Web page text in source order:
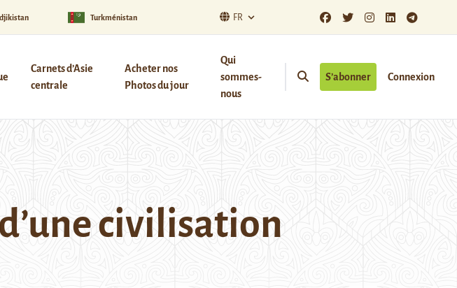
Turkménistan FR
Carnets d’Asie
centrale
Acheter nos
Photos du jour
Qui
sommes-
nous
S’abonner Connexion
civilisation